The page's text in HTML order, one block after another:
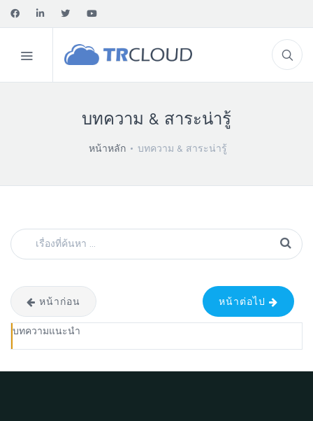
บทความ & สาระน่ารู้
หน้าหลัก บทความ & สาระน่ารู้
หน้าก่อน หน้าต่อไป
บทความแนะนำ